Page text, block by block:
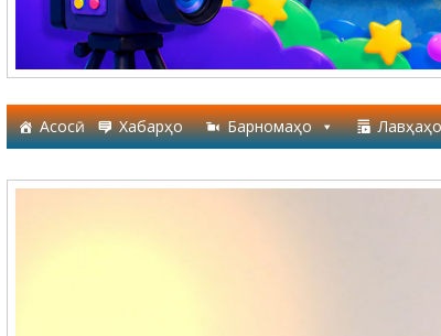
Асосӣ Хабарҳо Барномаҳо Лавҳаҳо